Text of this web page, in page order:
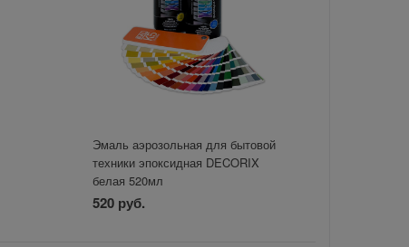
Эмаль аэрозольная для бытовой
техники эпоксидная DECORIX
белая 520мл
520 руб.